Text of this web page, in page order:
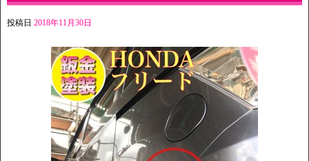
投稿日 2018年11月30日